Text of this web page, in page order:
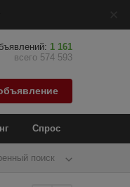
1 161
всего 574 593
Спрос
поиск